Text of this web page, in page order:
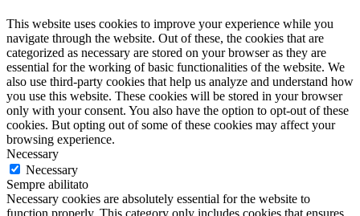
This website uses cookies to improve your experience while you
navigate through the website. Out of these, the cookies that are
categorized as necessary are stored on your browser as they are
essential for the working of basic functionalities of the website. We
also use third-party cookies that help us analyze and understand how
you use this website. These cookies will be stored in your browser
only with your consent. You also have the option to opt-out of these
cookies. But opting out of some of these cookies may affect your
browsing experience.
Necessary
Necessary
Sempre abilitato
Necessary cookies are absolutely essential for the website to
function properly. This category only includes cookies that ensures